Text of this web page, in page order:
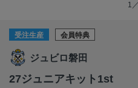
1
受注生産 会員特典
ジュビロ磐田
27ジュニアキット1st